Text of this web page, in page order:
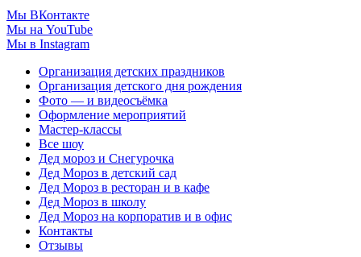
Мы ВКонтакте
Мы на YouTube
Мы в Instagram
Организация детских праздников
Организация детского дня рождения
Фото — и видеосъёмка
Оформление мероприятий
Мастер-классы
Все шоу
Дед мороз и Снегурочка
Дед Мороз в детский сад
Дед Мороз в ресторан и в кафе
Дед Мороз в школу
Дед Мороз на корпоратив и в офис
Контакты
Отзывы